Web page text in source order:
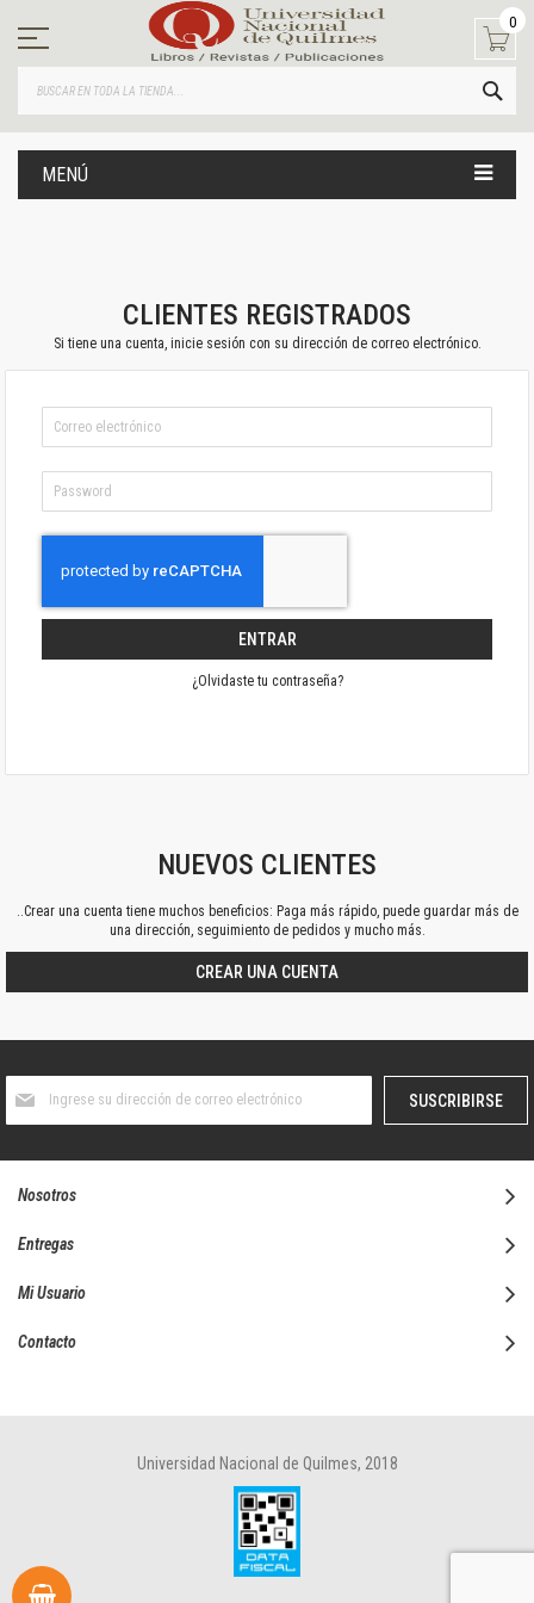
contenido
0
MENÚ
CLIENTES REGISTRADOS
Si tiene una cuenta, inicie sesión con su dirección de correo electrónico.
ENTRAR
¿Olvidaste tu contraseña?
NUEVOS CLIENTES
..Crear una cuenta tiene muchos beneficios: Paga más rápido, puede guardar más de
una dirección, seguimiento de pedidos y mucho más.
CREAR UNA CUENTA
boletín
SUSCRIBIRSE
Nosotros
Entregas
Mi Usuario
Contacto
Universidad Nacional de Quilmes, 2018